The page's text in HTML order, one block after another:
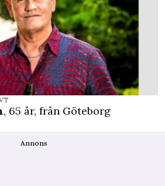
, 65 år, från Göteborg
Annons